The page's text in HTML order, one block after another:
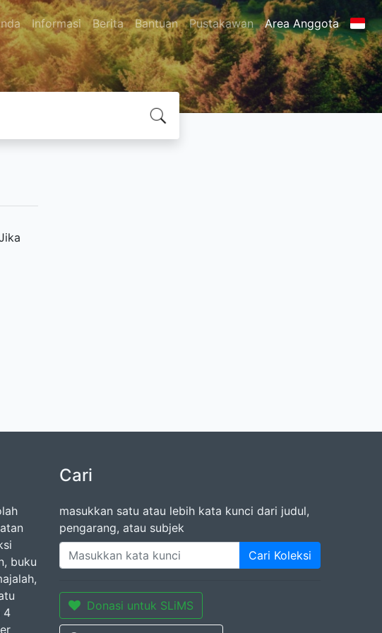
Informasi Berita Bantuan Pustakawan Area Anggota
buku
4
Cari
masukkan satu atau lebih kata kunci dari judul,
pengarang, atau subjek
Cari Koleksi
Donasi untuk SLiMS